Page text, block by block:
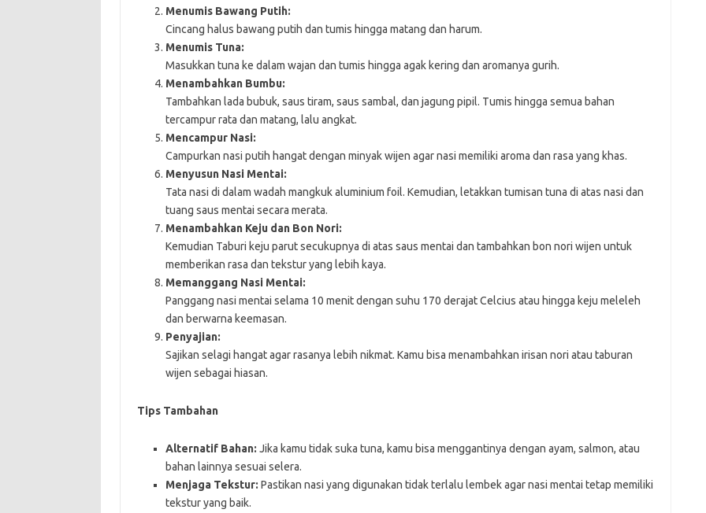
Menumis Bawang Putih:
Cincang halus bawang putih dan tumis hingga matang dan harum.
Menumis Tuna:
Masukkan tuna ke dalam wajan dan tumis hingga agak kering dan aromanya gurih.
Menambahkan Bumbu:
Tambahkan lada bubuk, saus tiram, saus sambal, dan jagung pipil. Tumis hingga semua bahan
tercampur rata dan matang, lalu angkat.
Mencampur Nasi:
Campurkan nasi putih hangat dengan minyak wijen agar nasi memiliki aroma dan rasa yang khas.
Menyusun Nasi Mentai:
Tata nasi di dalam wadah mangkuk aluminium foil. Kemudian, letakkan tumisan tuna di atas nasi dan
tuang saus mentai secara merata.
Menambahkan Keju dan Bon Nori:
Kemudian Taburi keju parut secukupnya di atas saus mentai dan tambahkan bon nori wijen untuk
memberikan rasa dan tekstur yang lebih kaya.
Memanggang Nasi Mentai:
Panggang nasi mentai selama 10 menit dengan suhu 170 derajat Celcius atau hingga keju meleleh
dan berwarna keemasan.
Penyajian:
Sajikan selagi hangat agar rasanya lebih nikmat. Kamu bisa menambahkan irisan nori atau taburan
wijen sebagai hiasan.
Tips Tambahan
Alternatif Bahan: Jika kamu tidak suka tuna, kamu bisa menggantinya dengan ayam, salmon, atau
bahan lainnya sesuai selera.
Menjaga Tekstur: Pastikan nasi yang digunakan tidak terlalu lembek agar nasi mentai tetap memiliki
tekstur yang baik.